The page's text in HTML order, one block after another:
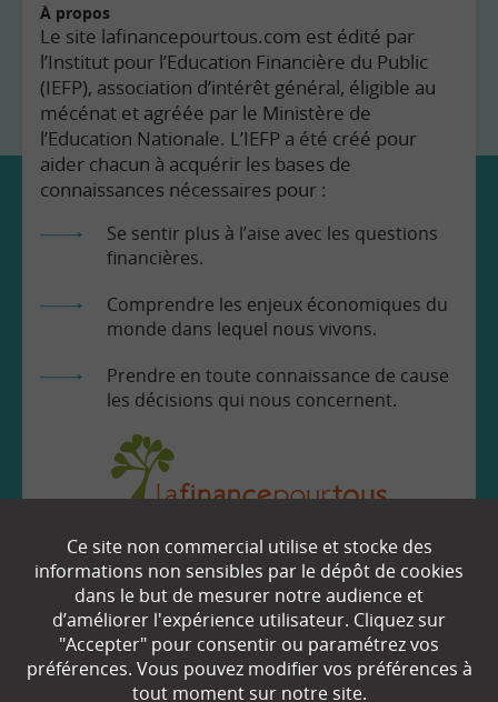
À propos
Le site lafinancepourtous.com est édité par
l’Institut pour l’Education Financière du Public
(IEFP), association d’intérêt général, éligible au
mécénat et agréée par le Ministère de
l’Education Nationale. L’IEFP a été créé pour
aider chacun à acquérir les bases de
connaissances nécessaires pour :
Se sentir plus à l’aise avec les questions
financières.
Comprendre les enjeux économiques du
monde dans lequel nous vivons.
Prendre en toute connaissance de cause
les décisions qui nous concernent.
EN SAVOIR
Qui sommes-nous ?
Partenaires
Ce site non commercial utilise et stocke des
informations non sensibles par le dépôt de cookies
dans le but de mesurer notre audience et
d’améliorer l'expérience utilisateur. Cliquez sur
"Accepter" pour consentir ou paramétrez vos
préférences. Vous pouvez modifier vos préférences à
tout moment sur notre site.